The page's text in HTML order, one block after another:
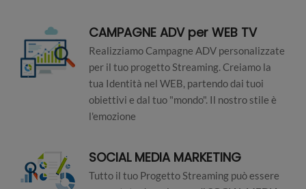
CAMPAGNE ADV per WEB TV
Realizziamo Campagne ADV personalizzate
per il tuo progetto Streaming. Creiamo la
tua Identità nel WEB, partendo dai tuoi
obiettivi e dal tuo "mondo". Il nostro stile è
l'emozione
SOCIAL MEDIA MARKETING
Tutto il tuo Progetto Streaming può essere